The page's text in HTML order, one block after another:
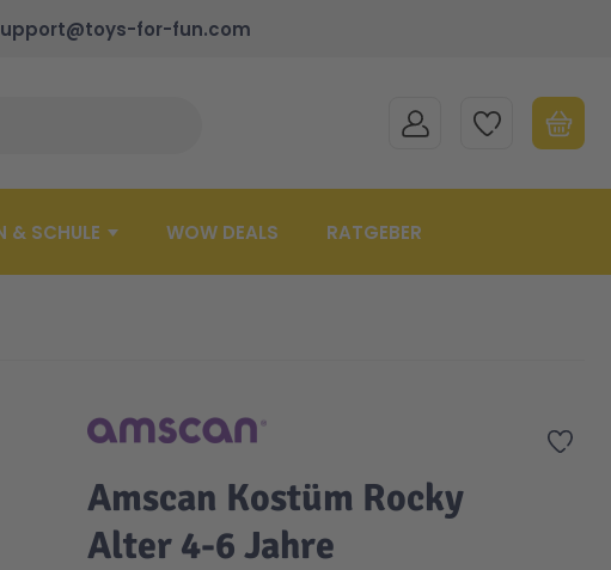
for-fun.com
MEIN KONTOMEINE WUNSCHLISTE
& SCHULE WOW DEALS RATGEBER
Zur
Amscan Kostüm Rocky
Alter 4-6 Jahre